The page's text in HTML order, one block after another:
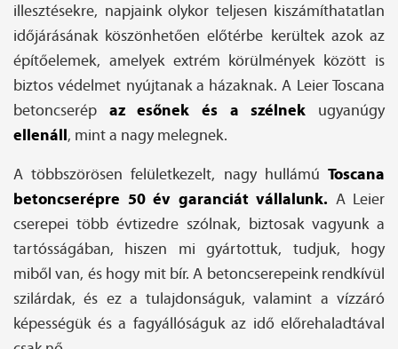
illesztésekre, napjaink olykor teljesen kiszámíthatatlan
időjárásának köszönhetően előtérbe kerültek azok az
építőelemek, amelyek extrém körülmények között is
biztos védelmet nyújtanak a házaknak. A Leier Toscana
betoncserép az esőnek és a szélnek ugyanúgy
ellenáll, mint a nagy melegnek.
A többszörösen felületkezelt, nagy hullámú Toscana
betoncserépre 50 év garanciát vállalunk. A Leier
cserepei több évtizedre szólnak, biztosak vagyunk a
tartósságában, hiszen mi gyártottuk, tudjuk, hogy
miből van, és hogy mit bír. A betoncserepeink rendkívül
szilárdak, és ez a tulajdonságuk, valamint a vízzáró
képességük és a fagyállóságuk az idő előrehaladtával